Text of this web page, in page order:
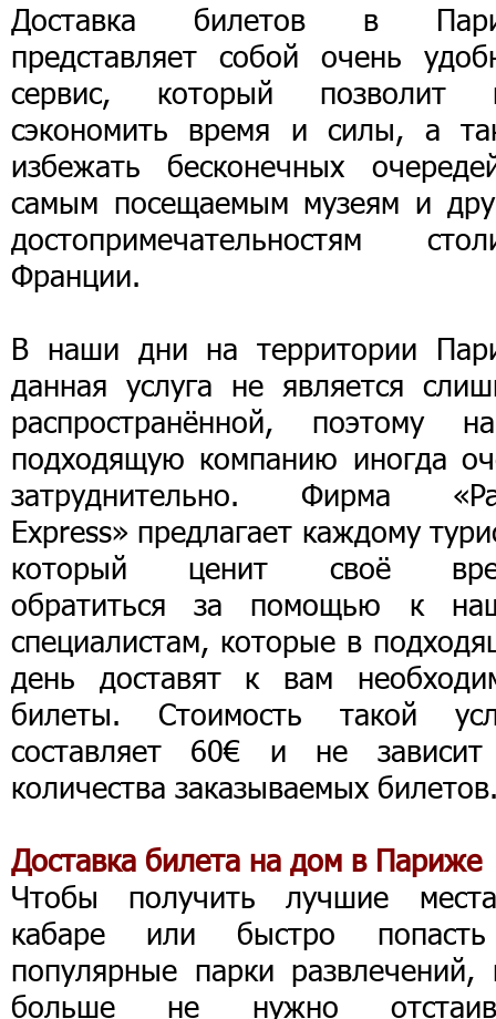
Доставка билетов в
представляет собой очень
сервис, который позволит
сэкономить время и силы, а
избежать бесконечных
самым посещаемым музеям и
достопримечательностям
Франции.
В наши дни на территории
данная услуга не является
распространённой, поэтому
подходящую компанию иногда
затруднительно. Фирма
Express» предлагает каждому
который ценит своё
обратиться за помощью к
специалистам, которые в
день доставят к вам
билеты. Стоимость такой
составляет 60€ и не
количества заказываемых
Доставка билета на дом в Париже
Чтобы получить лучшие
кабаре или быстро
популярные парки развлечений,
больше не нужно